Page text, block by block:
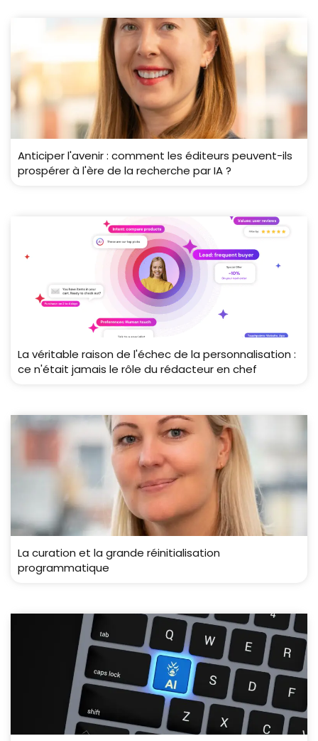
Anticiper l'avenir : comment les éditeurs peuvent-ils
prospérer à l'ère de la recherche par IA ?
La véritable raison de l'échec de la personnalisation :
ce n'était jamais le rôle du rédacteur en chef
La curation et la grande réinitialisation
programmatique